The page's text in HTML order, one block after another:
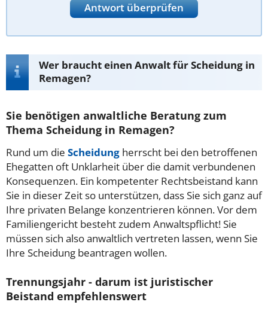
Antwort überprüfen
Wer braucht einen Anwalt für Scheidung in
Remagen?
Sie benötigen anwaltliche Beratung zum
Thema Scheidung in Remagen?
Rund um die Scheidung herrscht bei den betroffenen
Ehegatten oft Unklarheit über die damit verbundenen
Konsequenzen. Ein kompetenter Rechtsbeistand kann
Sie in dieser Zeit so unterstützen, dass Sie sich ganz auf
Ihre privaten Belange konzentrieren können. Vor dem
Familiengericht besteht zudem Anwaltspflicht! Sie
müssen sich also anwaltlich vertreten lassen, wenn Sie
Ihre Scheidung beantragen wollen.
Trennungsjahr - darum ist juristischer
Beistand empfehlenswert